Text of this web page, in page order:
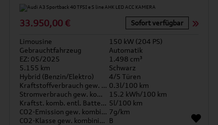
33.950,00 € Sofort verfügbar
Limousine
150 kW (204 PS)
Gebrauchtfahrzeug
Automatik
EZ: 05/2025
1.498 cm³
5.155 km
Schwarz
Hybrid (Benzin/Elektro)
4/5 Türen
Kraftstoffverbrauch gew. kombiniert 0.3l/100 km
Stromverbrauch gew. kombiniert
15.2 kWh/100 km
Kraftst. komb. entl. Batterie 5l/100 km
CO2-Emission gew. kombiniert 7g/km
CO2-Klasse gew. kombiniert B